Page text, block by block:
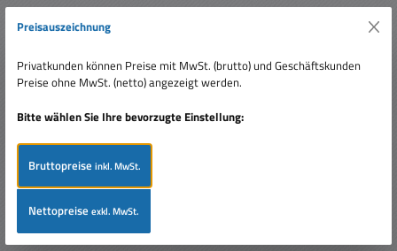
Varistor 140Vac / 180Vdc 5,6W S05K140 VDR stehend Ideal
für den Schutz von Überspannung bei elektrischen
Bewertungen
Preisauszeichnung
Privatkunden können Preise mit MwSt. (brutto) und Geschäftskunden
Preise ohne MwSt. (netto) angezeigt werden.
Bitte wählen Sie Ihre bevorzugte Einstellung:
Bruttopreiseinkl. MwSt.
Nettopreiseexkl. MwSt.